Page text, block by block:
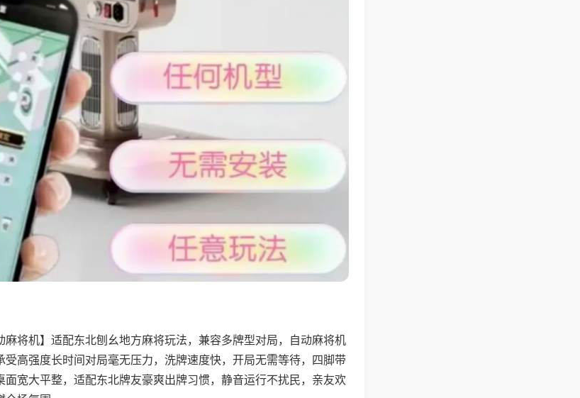
麻将机】适配东北刨幺地方麻将玩法，兼容多牌型对局，自动麻将机
高强度长时间对局毫无压力，洗牌速度快，开局无需等待，四脚带
面宽大平整，适配东北牌友豪爽出牌习惯，静音运行不扰民，亲友欢